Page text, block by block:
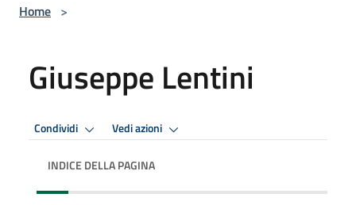
Home >
Giuseppe Lentini
Condividi Vedi azioni
INDICE DELLA PAGINA